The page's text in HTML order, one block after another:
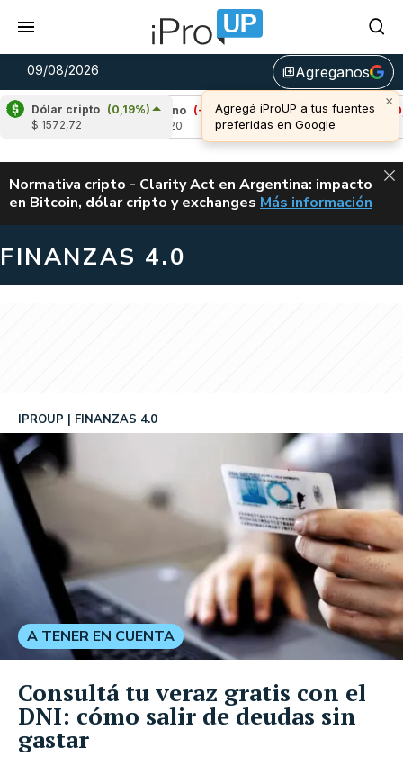
09/08/2026 library_addAgreganos
×
Agregá iProUP a tus fuentes
preferidas en Google
Dólar cripto (0,19%)
$ 1572,72
Cardano
(-1,44%)
Avalanche (-0,83%)
u$s 6,52
ALERTA
Normativa cripto - Clarity Act en Argentina: impacto
en Bitcoin, dólar cripto y exchanges CLARITY ACT EN
Más información
FINANZAS 4.0
IPROUP FINANZAS 4.0
A TENER EN CUENTA
Consultá tu veraz gratis con el
DNI: cómo salir de deudas sin
gastar